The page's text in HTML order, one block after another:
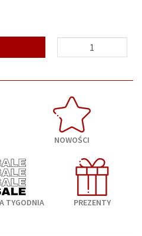
NOWOŚCI
TYGODNIA PREZENTY